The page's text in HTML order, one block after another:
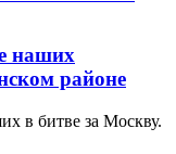
наших
районе
в битве за Москву.